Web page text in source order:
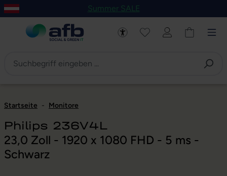
Hauptinhalt springen
Zur Navigation der B2B-Plattform springen
Summer SALE
Startseite - Monitore
Philips 236V4L
23,0 Zoll - 1920 x 1080 FHD - 5 ms -
Schwarz